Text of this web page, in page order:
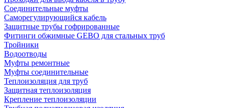
Соединительные муфты
Саморегулирующийся кабель
Защитные трубы гофрированные
Фитинги обжимные GEBO для стальных труб
Тройники
Водоотводы
Муфты ремонтные
Муфты соединительные
Теплоизоляция для труб
Защитная теплоизоляция
Крепление теплоизоляции